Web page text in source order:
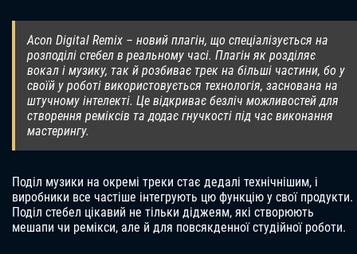
Acon Digital Remix – новий плагін, що спеціалізується на
розподілі стебел в реальному часі. Плагін як розділяє
вокал і музику, так й розбиває трек на більші частини, бо у
своїй у роботі використовується технологія, заснована на
штучному інтелекті. Це відкриває безліч можливостей для
створення реміксів та додає гнучкості під час виконання
мастерингу.
Поділ музики на окремі треки стає дедалі технічнішим, і
виробники все частіше інтегрують цю функцію у свої продукти.
Поділ стебел цікавий не тільки діджеям, які створюють
мешапи чи ремікси, але й для повсякденної студійної роботи.